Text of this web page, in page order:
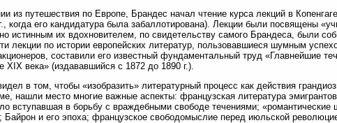
из путешествия по Европе, Брандес начал чтение курса лекций в
когда его кандидатура была забаллотирована). Лекции были посвящены
истинным их вдохновителем, по свидетельству самого Брандеса, были
лекции по истории европейских литератур, пользовавшиеся шумным
составили его известный фундаментальный труд «Главнейшие
XIX века» (издававшийся с 1872 до 1890 г.).
в том, чтобы «изобразить» литературный процесс как действия
нашли место многие важные аспекты: французская литература
вступавшая в борьбу с враждебными свободе течениями; «романтические
Байрон и его эпоха; французское свободомыслие перед июльской